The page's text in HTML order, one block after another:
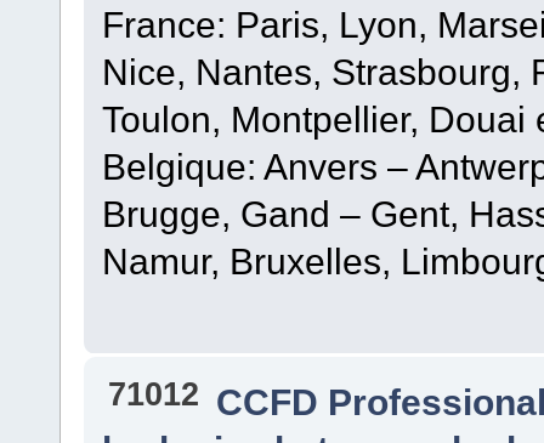
France: Paris, Lyon,
Nice, Nantes, Strasbourg,
Toulon, Montpellier, Douai
Belgique: Anvers –
Brugge, Gand – Gent,
Namur, Bruxelles,
71012 CCFD